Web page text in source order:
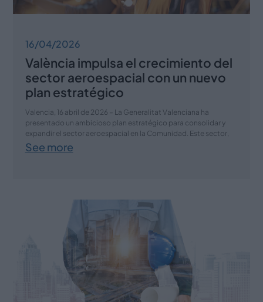
València impulsa el crecimiento del
sector aeroespacial con un nuevo
plan estratégico
16/04/2026
Valencia, 16 abril de 2026 – La Generalitat Valenciana ha
presentado un ambicioso plan estratégico para consolidar y
expandir el sector aeroespacial en la Comunidad. Este sector,
See more